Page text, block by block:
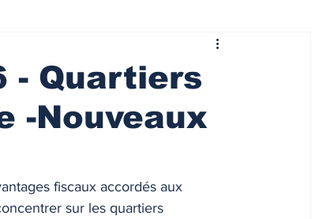
locatifs
- Quartiers
-Nouveaux
fiscaux accordés aux
sur les quartiers